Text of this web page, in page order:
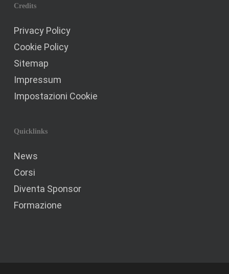
Credits
Privacy Policy
Cookie Policy
Sitemap
Impressum
Impostazioni Cookie
Quicklinks
News
Corsi
Diventa Sponsor
Formazione